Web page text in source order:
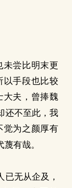
尝比明末更
以手段也比较
大夫，曾捧魏
还不至此，我
觉为之颜厚有
有哉。
已无从企及，